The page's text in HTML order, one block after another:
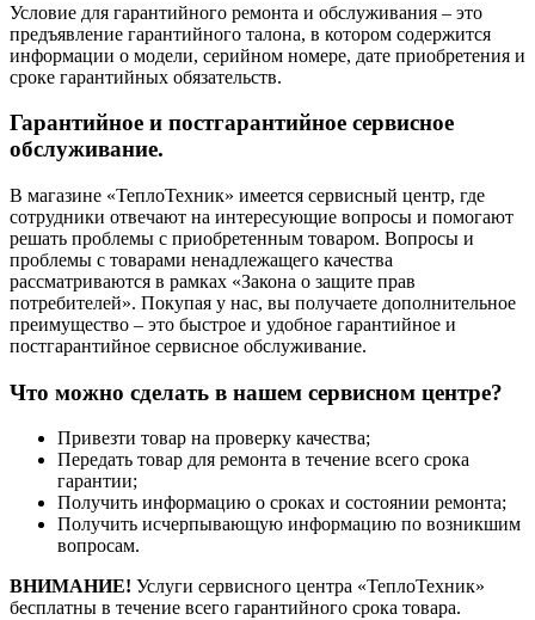
Условие для гарантийного ремонта и обслуживания – это
предъявление гарантийного талона, в котором содержится
информации о модели, серийном номере, дате приобретения и
сроке гарантийных обязательств.
Гарантийное и постгарантийное сервисное
обслуживание.
В магазине «ТеплоТехник» имеется сервисный центр, где
сотрудники отвечают на интересующие вопросы и помогают
решать проблемы с приобретенным товаром. Вопросы и
проблемы с товарами ненадлежащего качества
рассматриваются в рамках «Закона о защите прав
потребителей». Покупая у нас, вы получаете дополнительное
преимущество – это быстрое и удобное гарантийное и
постгарантийное сервисное обслуживание.
Что можно сделать в нашем сервисном центре?
Привезти товар на проверку качества;
Передать товар для ремонта в течение всего срока
гарантии;
Получить информацию о сроках и состоянии ремонта;
Получить исчерпывающую информацию по возникшим
вопросам.
ВНИМАНИЕ! Услуги сервисного центра «ТеплоТехник»
бесплатны в течение всего гарантийного срока товара.